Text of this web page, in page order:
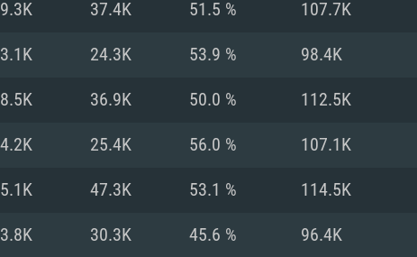
DE
Recomendado
Recomendado
Recomendado
37.4K 51.5 % 107.7K
24.3K 53.9 % 98.4K
36.9K 50.0 % 112.5K
25.4K 56.0 % 107.1K
47.3K 53.1 % 114.5K
30.3K 45.6 % 96.4K